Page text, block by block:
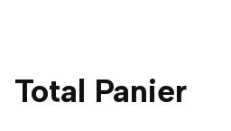
Total Panier